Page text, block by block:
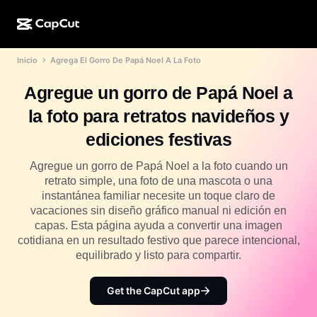
CapCut en línea
CapCut Pad
CapCut para celular
Dreamina AI
Pippit AI
Creación de IA
Diseño de IA
Estudio de video
Generador de videos con IA
Generador de imágenes con IA
Optimizador de imágenes de IA
Dreamina Seedance 2.5
Nano Banana Pro
Gemini Omni
Funciones
Herramientas de IA
Generador y editor de videos
Generador y editor de imágenes
Generador y editor de voces
Más
Redes sociales
Plantillas festivas
Plantillas de calendario
Plantillas para aniversarios
Plantillas de efectos
Acerca de
Comunidad
Afiliados
Programa de pioneros
Programa para socios creativos
Inicio Agrega El Gorro De Papá Noel A La Foto
Agregue un gorro de Papá Noel a
la foto para retratos navideños y
ediciones festivas
Agregue un gorro de Papá Noel a la foto cuando un
retrato simple, una foto de una mascota o una
instantánea familiar necesite un toque claro de
vacaciones sin diseño gráfico manual ni edición en
capas. Esta página ayuda a convertir una imagen
cotidiana en un resultado festivo que parece intencional,
equilibrado y listo para compartir.
Get the CapCut app